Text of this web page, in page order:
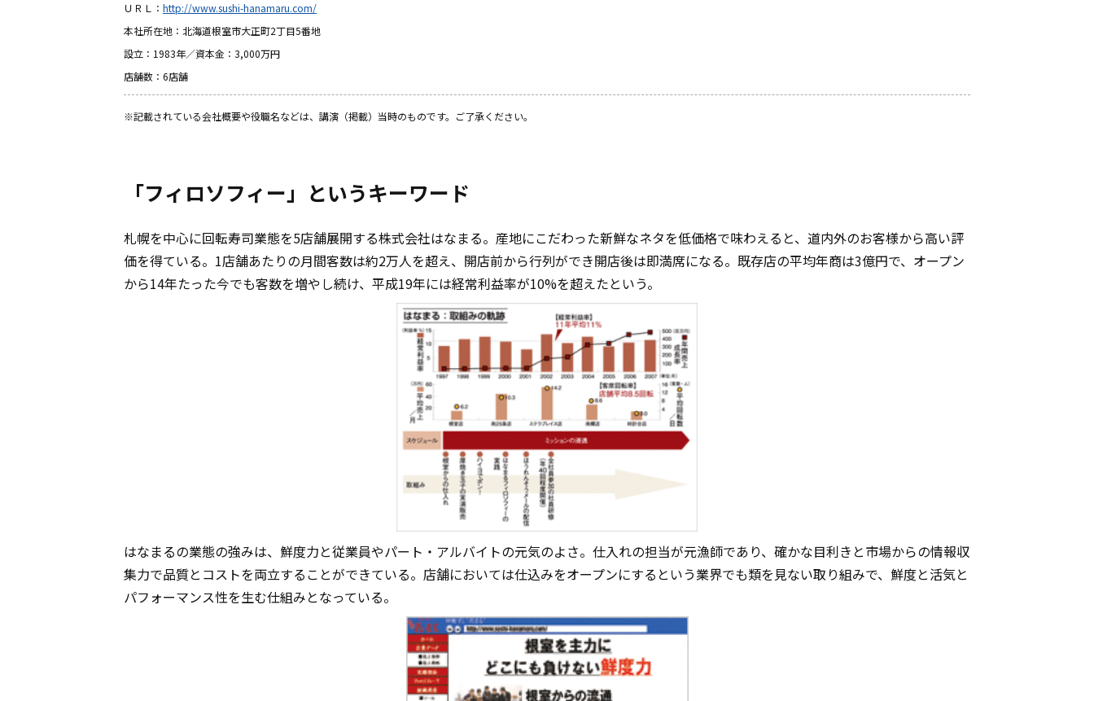
ＵＲＬ： http://www.sushi-hanamaru.com/
本社所在地：北海道根室市大正町2丁目5番地
設立：1983年／資本金：3,000万円
店舗数：6店舗
※記載されている会社概要や役職名などは、講演（掲載）当時のものです。ご了承ください。
「フィロソフィー」というキーワード
札幌を中心に回転寿司業態を5店舗展開する株式会社はなまる。産地にこだわった新鮮なネタを低価格で味わえると、道内外のお客様から高い評
価を得ている。1店舗あたりの月間客数は約2万人を超え、開店前から行列ができ開店後は即満席になる。既存店の平均年商は3億円で、オープン
から14年たった今でも客数を増やし続け、平成19年には経常利益率が10%を超えたという。
はなまるの業態の強みは、鮮度力と従業員やパート・アルバイトの元気のよさ。仕入れの担当が元漁師であり、確かな目利きと市場からの情報収
集力で品質とコストを両立することができている。店舗においては仕込みをオープンにするという業界でも類を見ない取り組みで、鮮度と活気と
パフォーマンス性を生む仕組みとなっている。